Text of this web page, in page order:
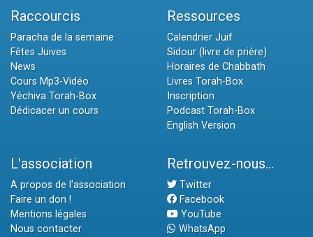
Raccourcis
Paracha de la semaine
Fêtes Juives
News
Cours Mp3-Vidéo
Yéchiva Torah-Box
Dédicacer un cours
Ressources
Calendrier Juif
Sidour (livre de prière)
Horaires de Chabbath
Livres Torah-Box
Inscription
Podcast Torah-Box
English Version
L'association
A propos de l'association
Faire un don !
Mentions légales
Nous contacter
Retrouvez-nous...
Twitter
Facebook
YouTube
WhatsApp